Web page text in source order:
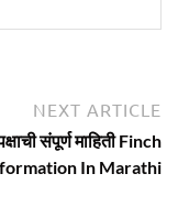
NEXT ARTICLE
संपूर्ण माहिती Finch
In Marathi